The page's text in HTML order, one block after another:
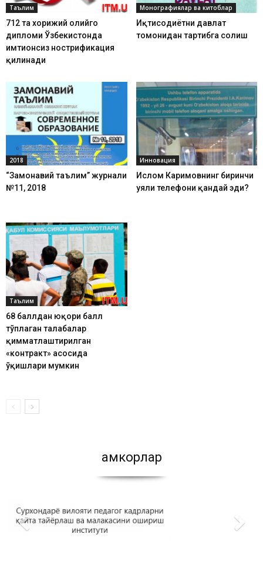
Таълим
712 та хорижий олийгоҳ
дипломи Ўзбекистонда
имтиҳонсиз нострификация
қилинади
Монографиялар ва китоблар
Иқтисодиётни давлат
томонидан тартибга солиш
2018
“Замонавий таълим” журнали
№11, 2018
Инновация
Ислом Каримовнинг биринчи
уяли телефони қандай эди?
Таълим
68 баллдан юқори балл
тўплаган талабалар
қимматлаштирилган
«контракт» асосида
ўқишлари мумкин
Ҳамкорлар